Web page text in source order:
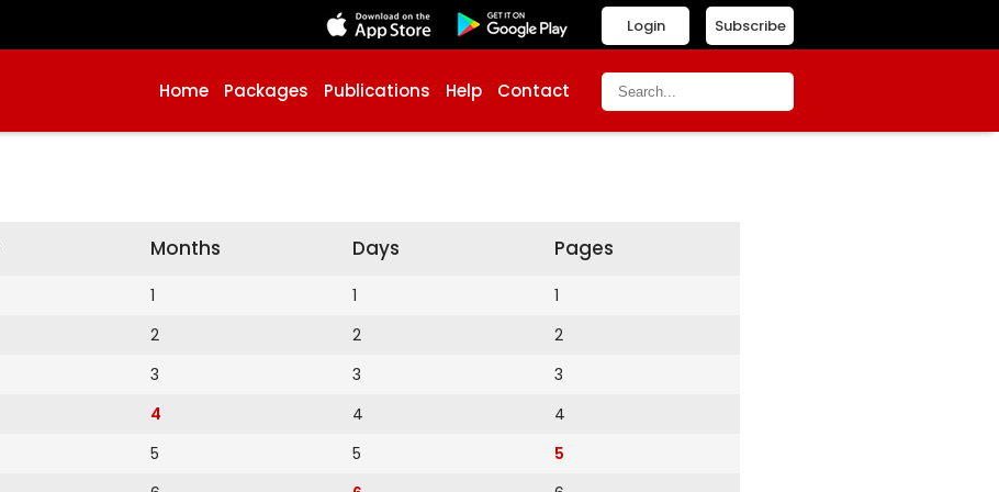
Subscribe
Login
Home Packages Publications Help Contact
Months
1
2
3
4
5
Days
1
2
3
4
5
Pages
1
2
3
4
5